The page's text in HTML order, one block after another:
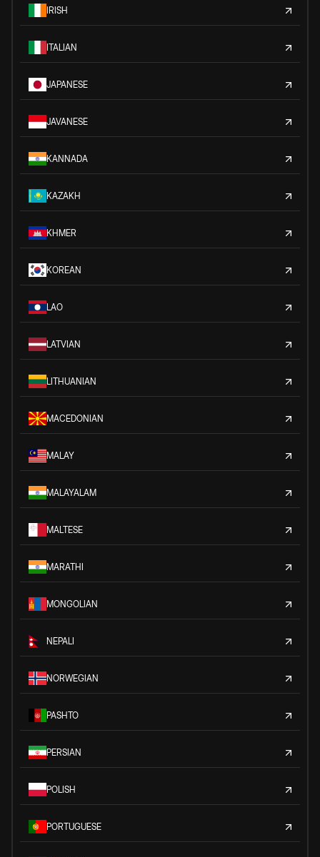
IRISH
ITALIAN
JAPANESE
JAVANESE
KANNADA
KAZAKH
KHMER
KOREAN
LAO
LATVIAN
LITHUANIAN
MACEDONIAN
MALAY
MALAYALAM
MALTESE
MARATHI
MONGOLIAN
NEPALI
NORWEGIAN
PASHTO
PERSIAN
POLISH
PORTUGUESE